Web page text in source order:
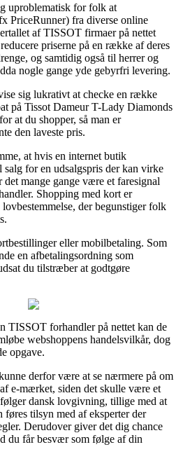
uproblematisk for folk at
PriceRunner) fra diverse online
af TISSOT firmaer på nettet
priserne på en række af deres
og samtidig også til herrer og
nogle gange yde gebyrfri levering.
sig lukrativt at checke en række
på Tissot Dameur T-Lady Diamonds
at du shopper, så man er
den laveste pris.
at hvis en internet butik
salg for en udsalgspris der kan virke
mange gange være et faresignal
Shopping med kort er
der begunstiger folk
eller mobilbetaling. Som
en afbetalingsordning som
du tilstræber at godtgøre
TISSOT forhandler på nettet kan de
webshoppens handelsvilkår, dog
opgave.
derfor være at se nærmere på om
e-mærket, siden det skulle være et
dansk lovgivning, tillige med at
føres tilsyn med af eksperter der
Derudover giver det dig chance
du får besvær som følge af din